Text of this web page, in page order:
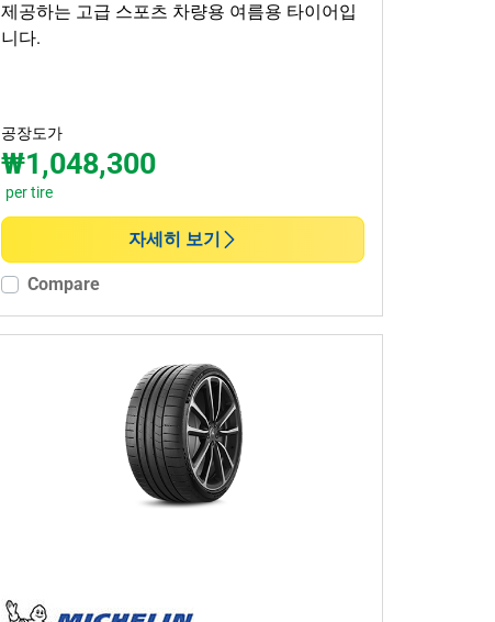
제공하는 고급 스포츠 차량용 여름용 타이어입
니다.
공장도가
₩1,048,300
per tire
자세히 보기
Compare